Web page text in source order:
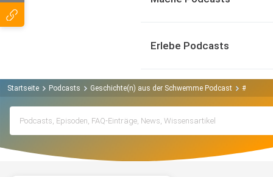
Erlebe Podcasts
Startseite Podcasts Geschichte(n) aus der Schwemme Podcast #19 40